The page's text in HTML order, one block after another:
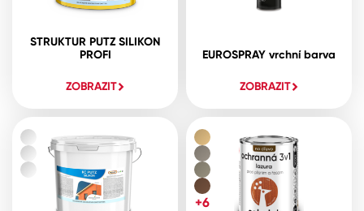
STRUKTUR PUTZ SILIKON
PROFI
ZOBRAZIT
EUROSPRAY vrchní barva
ZOBRAZIT
+6